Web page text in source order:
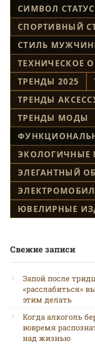
СИМВОЛ
СПОРТИВНЫЙ
СТИЛЬ
ТЕХНИЧЕСКОЕ
ТРЕНДЫ 2025
ТРЕНДЫ
ТРЕНДЫ МОДЫ
ЭКОЛОГИЧНЫЕ
ЭЛЕГАНТНЫЙ
ЮВЕЛИРНЫЕ
Свежие записи
Запой после
«расслабиться»
этим делать
Когда алкоголь
вовремя
над жизнью